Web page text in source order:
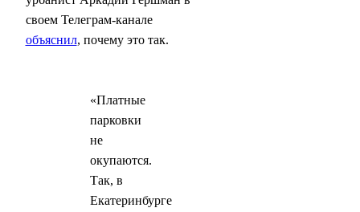
своем Телеграм-канале
объяснил, почему это так.
«Платные
парковки
не
окупаются.
Так, в
Екатеринбурге